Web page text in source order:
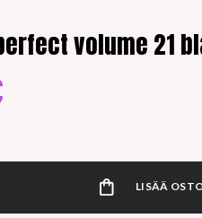
perfect volume 21
LISÄÄ